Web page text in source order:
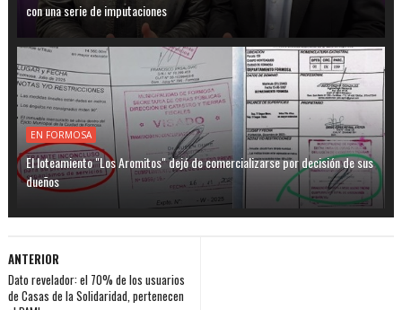
con una serie de imputaciones
EN FORMOSA
El loteamiento "Los Aromitos" dejó de comercializarse por decisión de sus
dueños
ANTERIOR
Dato revelador: el 70% de los usuarios
de Casas de la Solidaridad, pertenecen